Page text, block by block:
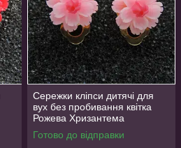
Сережки кліпси дитячі для
вух без пробивання квітка
Рожева Хризантема
Готово до відправки